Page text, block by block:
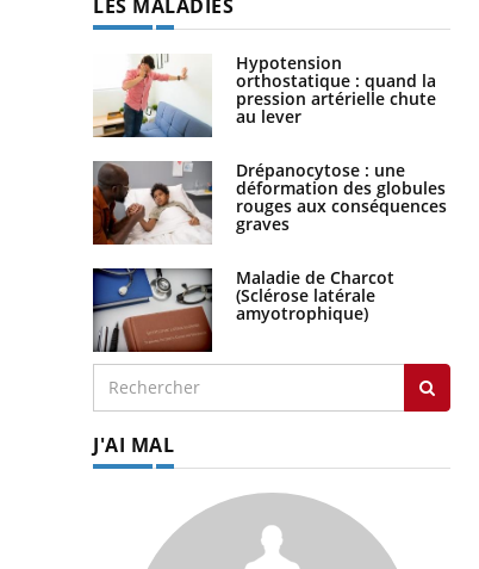
LES MALADIES
Hypotension
orthostatique : quand la
pression artérielle chute
au lever
Drépanocytose : une
déformation des globules
rouges aux conséquences
graves
Maladie de Charcot
(Sclérose latérale
amyotrophique)
J'AI MAL